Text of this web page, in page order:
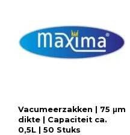
Vacumeerzakken | 75 μm
dikte | Capaciteit ca.
0,5L | 50 Stuks